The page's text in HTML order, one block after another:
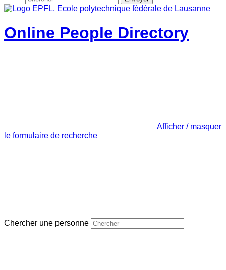
Online People Directory
Afficher / masquer
le formulaire de recherche
Chercher une personne